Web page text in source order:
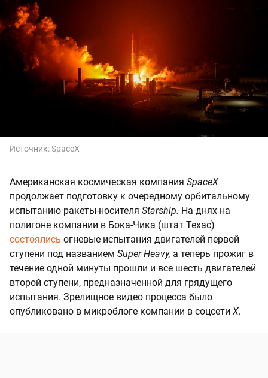
Источник:SpaceX
Американская космическая компания SpaceX
продолжает подготовку к очередному орбитальному
испытанию ракеты-носителя Starship. На днях на
полигоне компании в Бока-Чика (штат Техас)
состоялись огневые испытания двигателей первой
ступени под названием Super Heavy, а теперь прожиг в
течение одной минуты прошли и все шесть двигателей
второй ступени, предназначенной для грядущего
испытания. Зрелищное видео процесса было
опубликовано в микроблоге компании в соцсети X.